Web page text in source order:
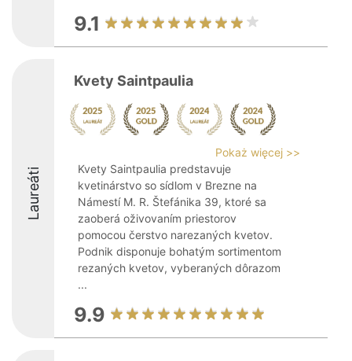
9.1
Laureáti
Kvety Saintpaulia
Pokaż więcej >>
Kvety Saintpaulia predstavuje
kvetinárstvo so sídlom v Brezne na
Námestí M. R. Štefánika 39, ktoré sa
zaoberá oživovaním priestorov
pomocou čerstvo narezaných kvetov.
Podnik disponuje bohatým sortimentom
rezaných kvetov, vyberaných dôrazom
...
9.9